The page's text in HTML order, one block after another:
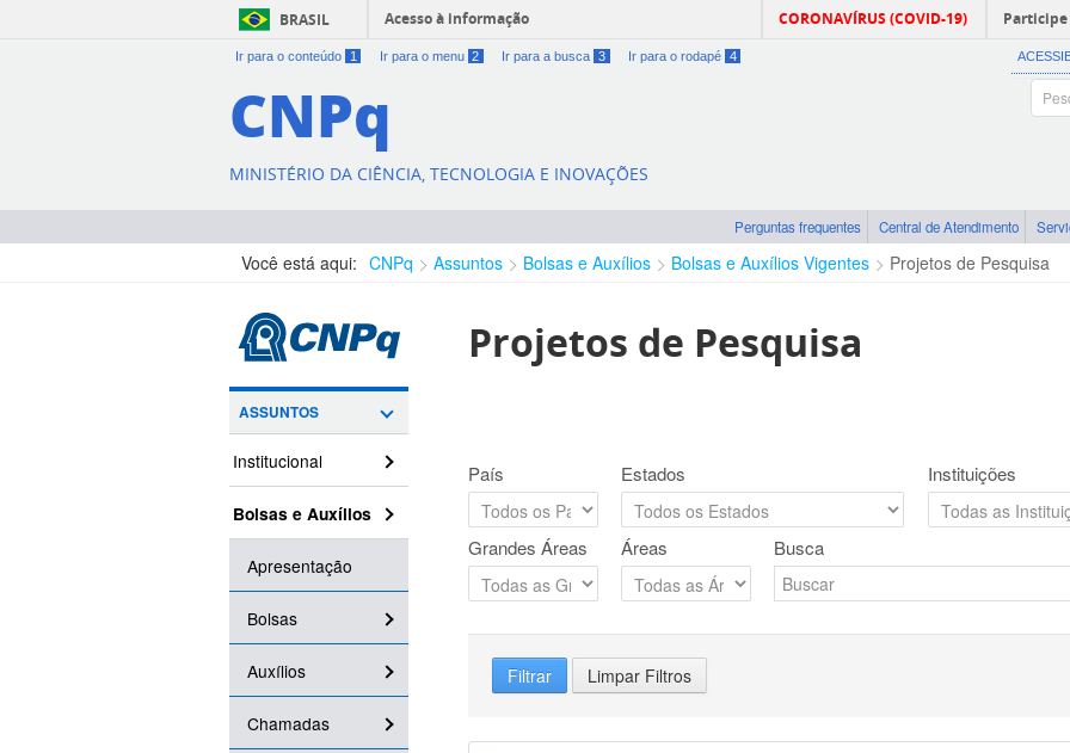
BRASIL Acesso à informação CORONAVÍRUS (COVID-19) Participe
Ir para o conteúdo 1 Ir para o menu 2 Ir para a busca 3 Ir para o rodapé 4
CNPq
MINISTÉRIO DA CIÊNCIA, TECNOLOGIA E INOVAÇÕES
Perguntas frequentes Central de Atendimento
Você está aqui: CNPq Assuntos Bolsas e Auxílios Bolsas e Auxílios Vigentes Projetos de Pesquisa
ASSUNTOS
Institucional
Bolsas e Auxílios
Apresentação
Bolsas
Auxílios
Chamadas
Projetos de Pesquisa
País Estados Instituições
Grandes Áreas Áreas Busca
Filtrar Limpar Filtros